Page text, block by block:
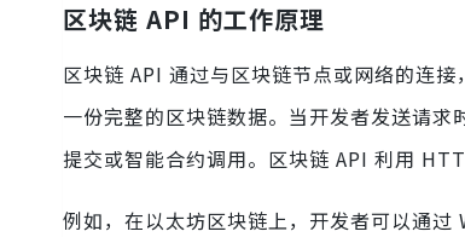
区块链 API 的工作原理
区块链 API 通过与区块链节点或网络的连
一份完整的区块链数据。当开发者发送请
提交或智能合约调用。区块链 API 利用
例如，在以太坊区块链上，开发者可以通